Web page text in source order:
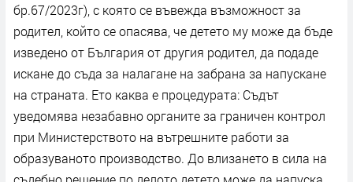
бр.67/2023г), с която се въвежда възможност за
родител, който се опасява, че детето му може да бъде
изведено от България от другия родител, да подаде
искане до съда за налагане на забрана за напускане
на страната. Ето каква е процедурата: Съдът
уведомява незабавно органите за граничен контрол
при Министерството на вътрешните работи за
образуваното производство. До влизането в сила на